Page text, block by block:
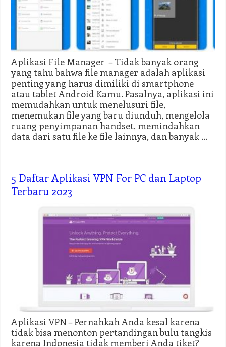
Aplikasi File Manager – Tidak banyak orang
yang tahu bahwa file manager adalah aplikasi
penting yang harus dimiliki di smartphone
atau tablet Android Kamu. Pasalnya, aplikasi ini
memudahkan untuk menelusuri file,
menemukan file yang baru diunduh, mengelola
ruang penyimpanan handset, memindahkan
data dari satu file ke file lainnya, dan banyak …
5 Daftar Aplikasi VPN For PC dan Laptop
Terbaru 2023
Aplikasi VPN – Pernahkah Anda kesal karena
tidak bisa menonton pertandingan bulu tangkis
karena Indonesia tidak memberi Anda tiket?